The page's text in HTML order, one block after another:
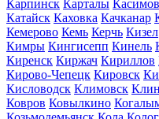
Карпинск Карталы Касимов
Катайск Каховка Качканар
Кемерово Кемь Керчь Кизел
Кимры Кингисепп Кинель
Киренск Киржач Кириллов
Кирово-Чепецк Кировск
Кисловодск Климовск Клин
Ковров Ковылкино